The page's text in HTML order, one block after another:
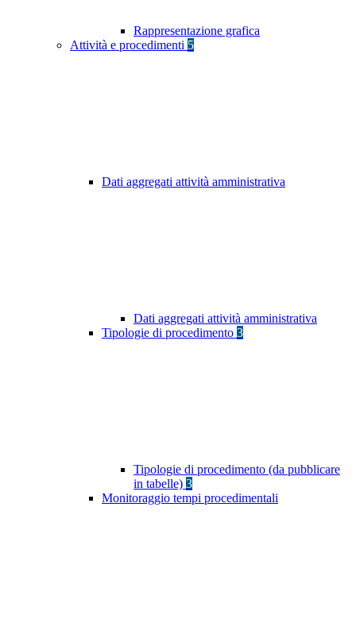
Rappresentazione grafica
Attività e procedimenti 5
Dati aggregati attività amministrativa
Dati aggregati attività amministrativa
Tipologie di procedimento 3
Tipologie di procedimento (da pubblicare
in tabelle) 3
Monitoraggio tempi procedimentali